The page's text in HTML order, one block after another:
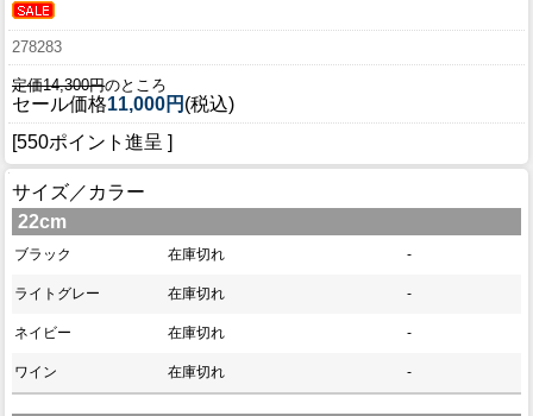
278283
定価14,300円のところ
セール価格11,000円 (税込)
[550ポイント進呈 ]
サイズ／カラー
22cm
ブラック 在庫切れ -
ライトグレー 在庫切れ -
ネイビー 在庫切れ -
ワイン 在庫切れ -